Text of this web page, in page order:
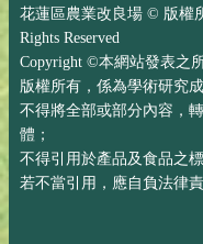
花蓮區農業改良場 © 版權
Rights Reserved
Copyright ©本網站發表之
版權所有，係為學術研究
不得將全部或部分內容，
體；
不得引用於產品及食品之
若不當引用，應自負法律責